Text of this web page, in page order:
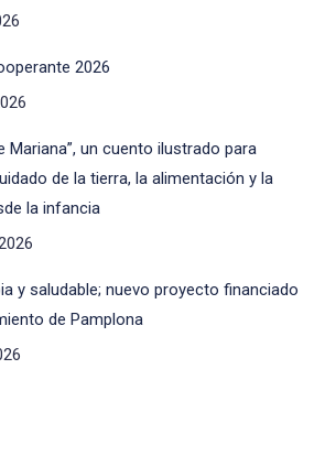
2026
Mariana”, un cuento ilustrado para
de la tierra, la alimentación y la
la infancia
y saludable; nuevo proyecto financiado
de Pamplona